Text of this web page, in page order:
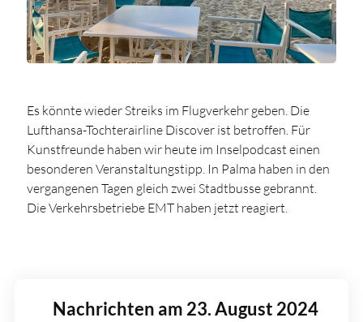
Es könnte wieder Streiks im Flugverkehr geben. Die
Lufthansa-Tochterairline Discover ist betroffen. Für
Kunstfreunde haben wir heute im Inselpodcast einen
besonderen Veranstaltungstipp. In Palma haben in den
vergangenen Tagen gleich zwei Stadtbusse gebrannt.
Die Verkehrsbetriebe EMT haben jetzt reagiert.
Nachrichten am 23. August 2024